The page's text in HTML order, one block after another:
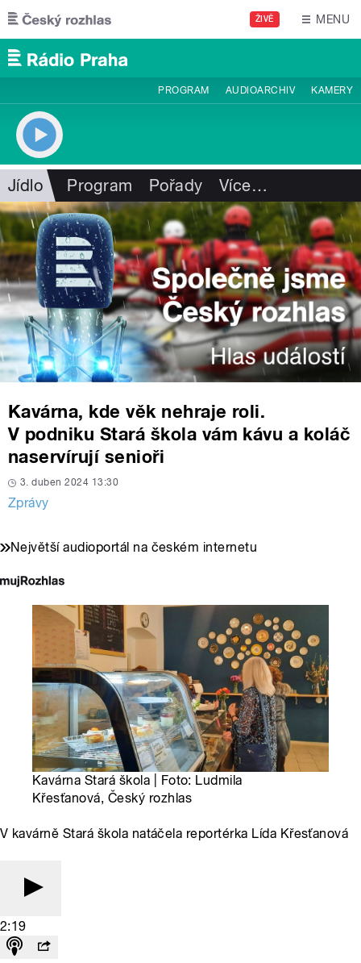
Přejít k hlavnímu obsahu
ŽIVĚ MENU
PROGRAM AUDIOARCHIV KAMERY
Jídlo Program Pořady Více…
Kavárna, kde věk nehraje roli.
V podniku Stará škola vám kávu a koláč
naservírují senioři
3. duben 2024 13:30
Zprávy
Největší audioportál na českém internetu
Kavárna Stará škola | Foto: Ludmila
Křesťanová, Český rozhlas
V kavárně Stará škola natáčela reportérka Lída Křesťanová
2:19